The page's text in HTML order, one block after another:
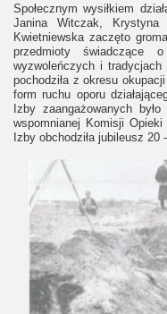
Społecznym wysiłkiem
Janina Witczak,
Kwietniewska zaczęto
przedmioty świadczące
wyzwoleńczych i tradycjach
pochodziła z okresu
form ruchu oporu
Izby zaangażowanych
wspomnianej Komisji
Izby obchodziła jubileusz 20